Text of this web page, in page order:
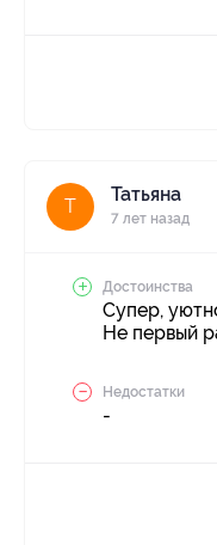
Т
Татьяна
7 лет назад
Достоинства
Супер,
Не первый
Недостатки
-